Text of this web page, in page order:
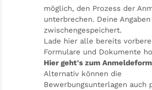
möglich, den Prozess der
unterbrechen. Deine
zwischengespeichert.
Lade hier alle bereits
Formulare und Dokumente
Hier geht's zum
Alternativ können die
Bewerbungsunterlagen auch